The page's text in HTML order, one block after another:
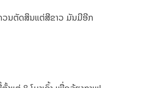
ຄວນຕັດສິນແຕ່ສີຂາວ ມັນມີອີກ